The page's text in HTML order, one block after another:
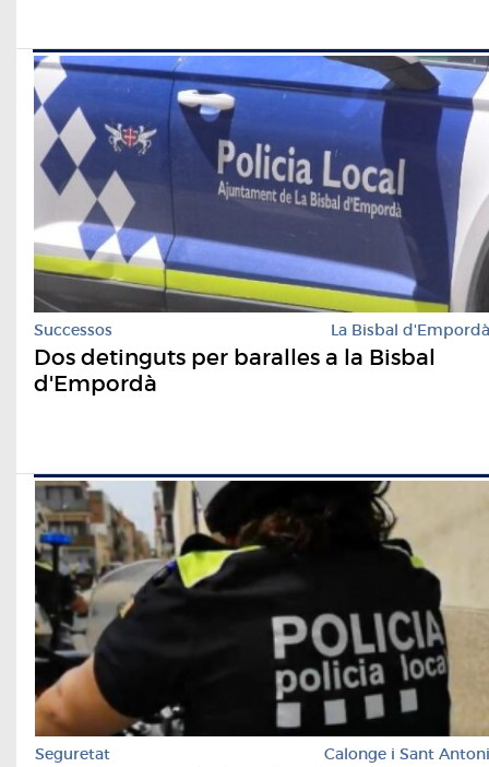
Successos La Bisbal d'Empordà
Dos detinguts per baralles a la Bisbal
d'Empordà
Seguretat Calonge i Sant Antoni